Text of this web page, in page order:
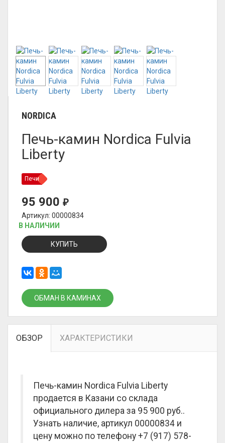
NORDICA
Печь-камин Nordica Fulvia
Liberty
Печи
95 900 ₽
Артикул: 00000834
В НАЛИЧИИ
КУПИТЬ
ОБМАН В КАМИНАХ
ОБЗОР ХАРАКТЕРИСТИКИ
Печь-камин Nordica Fulvia Liberty
продается в Казани со склада
официального дилера за 95 900 руб..
Узнать наличие, артикул 00000834 и
цену можно по телефону +7 (917) 578-